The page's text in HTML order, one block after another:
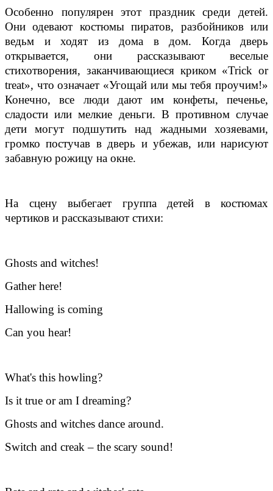
Особенно популярен этот праздник среди детей.
Они одевают костюмы пиратов, разбойников или
ведьм и ходят из дома в дом. Когда дверь
открывается, они рассказывают веселые
стихотворения, заканчивающиеся криком «Trick or
treat», что означает «Угощай или мы тебя проучим!»
Конечно, все люди дают им конфеты, печенье,
сладости или мелкие деньги. В противном случае
дети могут подшутить над жадными хозяевами,
громко постучав в дверь и убежав, или нарисуют
забавную рожицу на окне.
На сцену выбегает группа детей в костюмах
чертиков и рассказывают стихи:
Ghosts and witches!
Gather here!
Hallowing is coming
Can you hear!
What's this howling?
Is it true or am I dreaming?
Ghosts and witches dance around.
Switch and creak – the scary sound!